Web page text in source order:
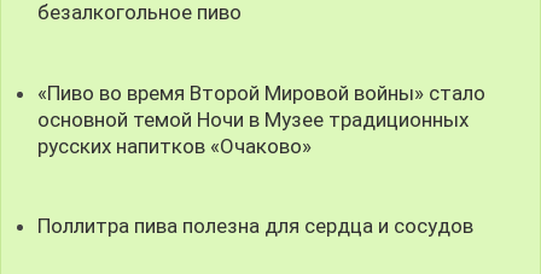
безалкогольное пиво
«Пиво во время Второй Мировой войны» стало
основной темой Ночи в Музее традиционных
русских напитков «Очаково»
Поллитра пива полезна для сердца и сосудов